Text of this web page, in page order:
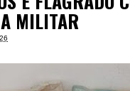
MILITAR